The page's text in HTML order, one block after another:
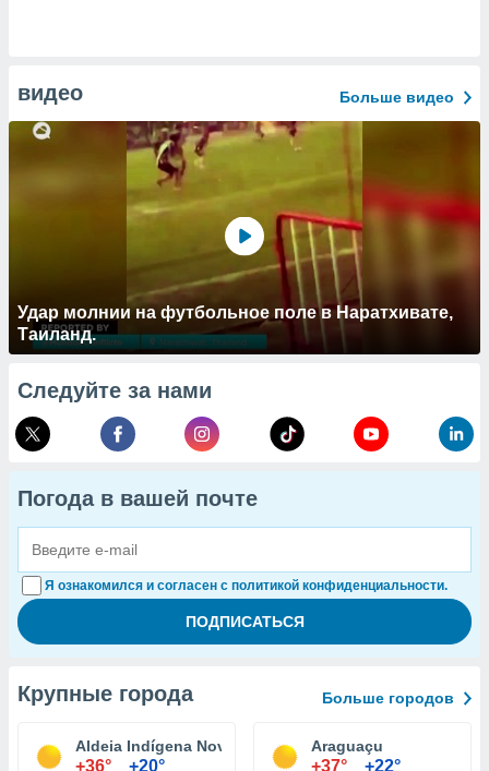
видео Больше видео
Удар молнии на футбольное поле в Наратхивате,
Таиланд.
Следуйте за нами
Погода в вашей почте
Я ознакомился и согласен с политикой конфиденциальности.
Крупные города Больше городов
Aldeia Indígena Nova Tytemã
+36° +20°
Araguaçu
+37° +22°